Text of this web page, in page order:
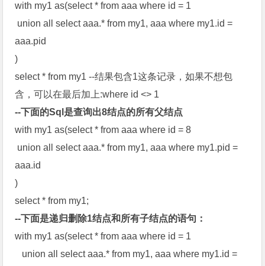
with my1 as(select * from aaa where id = 1
union all select aaa.* from my1, aaa where my1.id =
aaa.pid
)
select * from my1 --结果包含1这条记录，如果不想包
含，可以在最后加上:where id <> 1
--下面的Sql是查询出8结点的所有父结点
with my1 as(select * from aaa where id = 8
union all select aaa.* from my1, aaa where my1.pid =
aaa.id
)
select * from my1;
--下面是递归删除1结点和所有子结点的语句：
with my1 as(select * from aaa where id = 1
union all select aaa.* from my1, aaa where my1.id =